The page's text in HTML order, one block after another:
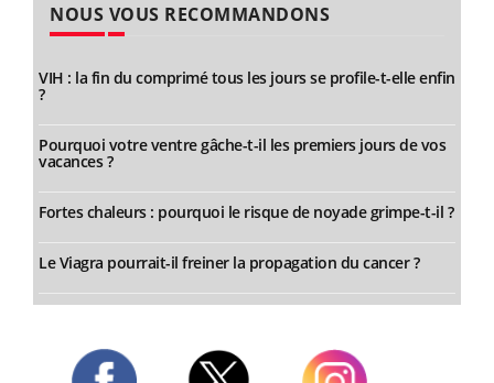
NOUS VOUS RECOMMANDONS
VIH : la fin du comprimé tous les jours se profile-t-elle enfin
?
Pourquoi votre ventre gâche-t-il les premiers jours de vos
vacances ?
Fortes chaleurs : pourquoi le risque de noyade grimpe-t-il ?
Le Viagra pourrait-il freiner la propagation du cancer ?